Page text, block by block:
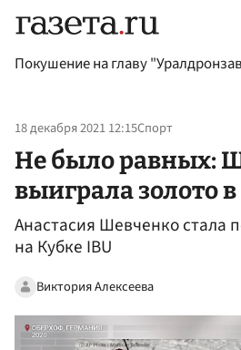
Покушение на главу
18 декабря 2021 12:15Спорт
Не было равных:
выиграла золото
Анастасия Шевченко стала
на Кубке IBU
Виктория Алексеева